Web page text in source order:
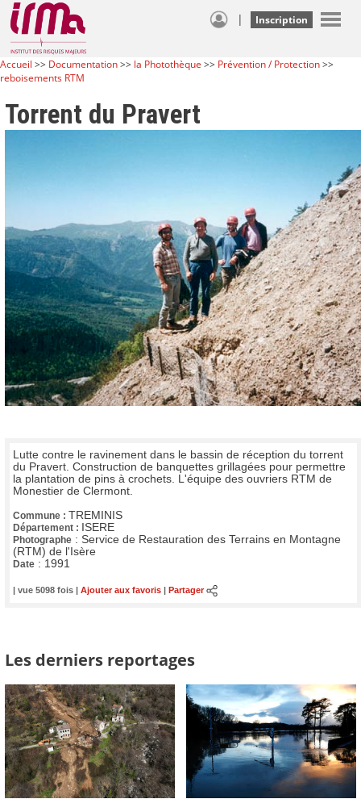
| Inscription
Accueil >> Documentation>> la Photothèque >> Prévention / Protection>>
reboisements RTM
Torrent du Pravert
Lutte contre le ravinement dans le bassin de réception du torrent
du Pravert. Construction de banquettes grillagées pour permettre
la plantation de pins à crochets. L'équipe des ouvriers RTM de
Monestier de Clermont.
Commune : TREMINIS
Département : ISERE
Photographe : Service de Restauration des Terrains en Montagne
(RTM) de l'Isère
Date : 1991
| vue 5098 fois | Ajouter aux favoris Partager
Les derniers reportages